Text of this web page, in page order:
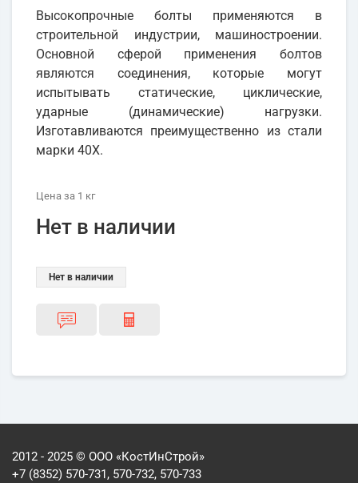
Высокопрочные болты применяются в
строительной индустрии, машиностроении.
Основной сферой применения болтов
являются соединения, которые могут
испытывать статические, циклические,
ударные (динамические) нагрузки.
Изготавливаются преимущественно из стали
марки 40Х.
Цена за 1 кг
Нет в наличии
Нет в наличии
2012 - 2025 © ООО «КостИнСтрой»
+7 (8352) 570-731, 570-732, 570-733